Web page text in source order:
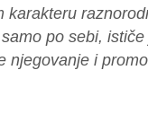
karakteru
po sebi,
njegovanje i